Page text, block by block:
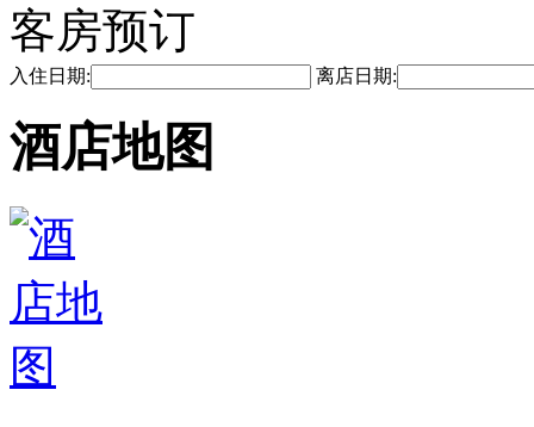
客房预订
入住日期: 离店日期:
酒店地图